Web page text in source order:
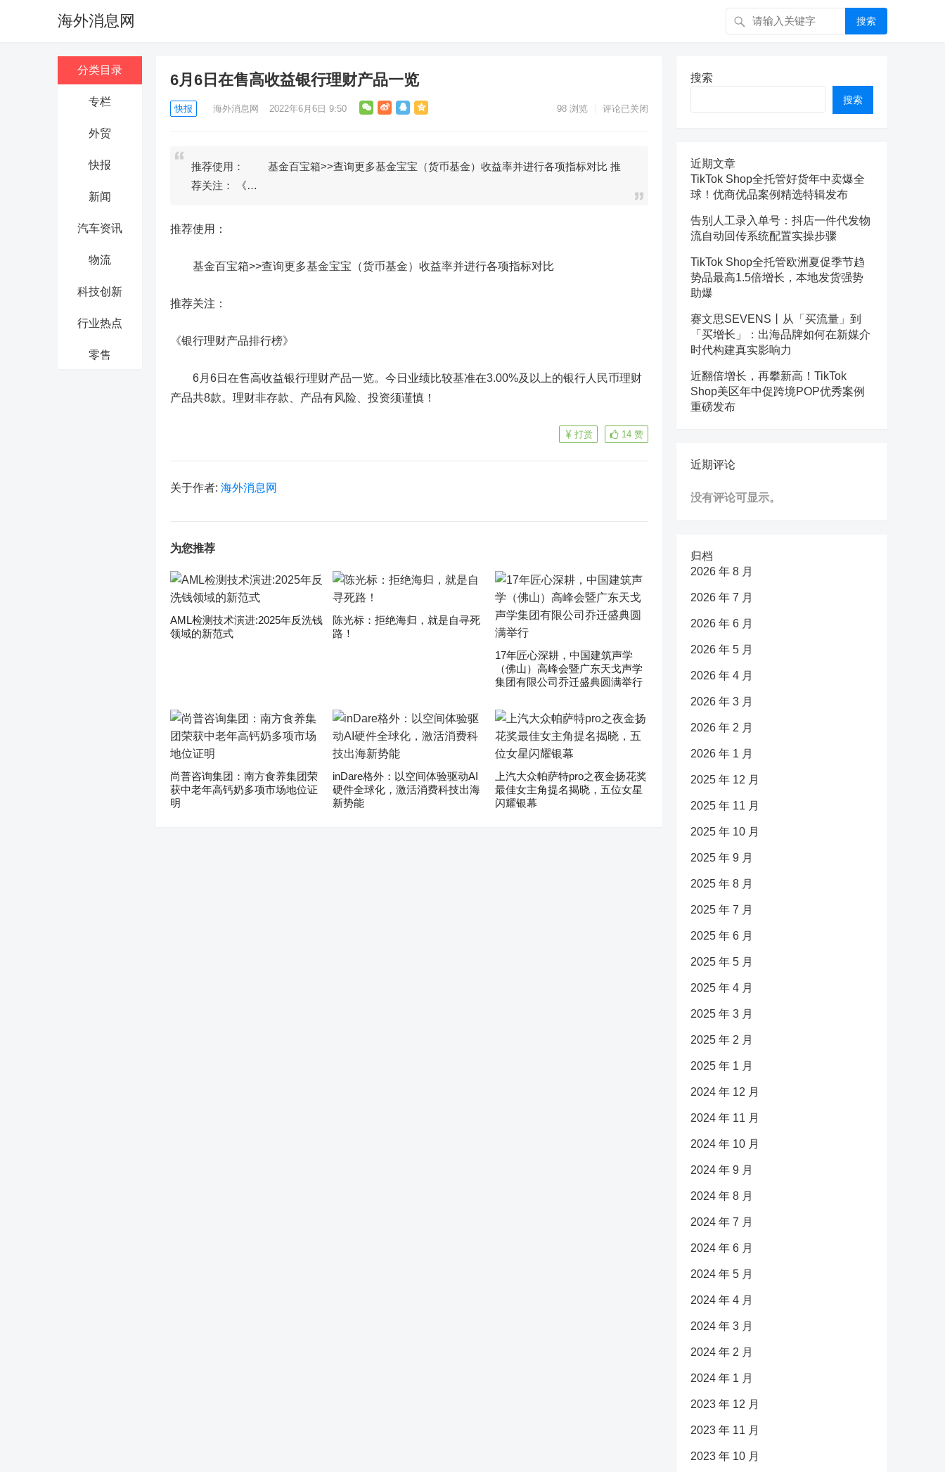
海外消息网 搜索
分类目录
专栏
外贸
快报
新闻
汽车资讯
物流
科技创新
行业热点
零售
6月6日在售高收益银行理财产品一览
快报 海外消息网 2022年6月6日 9:50 98 浏览 评论已关闭
推荐使用： 基金百宝箱>>查询更多基金宝宝（货币基金）收益率并进行各项指标对比 推
荐关注： 《…
推荐使用：
基金百宝箱>>查询更多基金宝宝（货币基金）收益率并进行各项指标对比
推荐关注：
《银行理财产品排行榜》
6月6日在售高收益银行理财产品一览。今日业绩比较基准在3.00%及以上的银行人民币理财
产品共8款。理财非存款、产品有风险、投资须谨慎！
14 赞
打赏
关于作者: 海外消息网
为您推荐
AML检测技术演进:2025年反洗钱
领域的新范式
陈光标：拒绝海归，就是自寻死
路！
17年匠心深耕，中国建筑声学
（佛山）高峰会暨广东天戈声学
集团有限公司乔迁盛典圆满举行
尚普咨询集团：南方食养集团荣
获中老年高钙奶多项市场地位证
明
inDare格外：以空间体验驱动AI
硬件全球化，激活消费科技出海
新势能
上汽大众帕萨特pro之夜金扬花奖
最佳女主角提名揭晓，五位女星
闪耀银幕
搜索
搜索
近期文章
TikTok Shop全托管好货年中卖爆全
球！优商优品案例精选特辑发布
告别人工录入单号：抖店一件代发物
流自动回传系统配置实操步骤
TikTok Shop全托管欧洲夏促季节趋
势品最高1.5倍增长，本地发货强势
助爆
赛文思SEVENS丨从「买流量」到
「买增长」：出海品牌如何在新媒介
时代构建真实影响力
近翻倍增长，再攀新高！TikTok
Shop美区年中促跨境POP优秀案例
重磅发布
近期评论
没有评论可显示。
归档
2026 年 8 月
2026 年 7 月
2026 年 6 月
2026 年 5 月
2026 年 4 月
2026 年 3 月
2026 年 2 月
2026 年 1 月
2025 年 12 月
2025 年 11 月
2025 年 10 月
2025 年 9 月
2025 年 8 月
2025 年 7 月
2025 年 6 月
2025 年 5 月
2025 年 4 月
2025 年 3 月
2025 年 2 月
2025 年 1 月
2024 年 12 月
2024 年 11 月
2024 年 10 月
2024 年 9 月
2024 年 8 月
2024 年 7 月
2024 年 6 月
2024 年 5 月
2024 年 4 月
2024 年 3 月
2024 年 2 月
2024 年 1 月
2023 年 12 月
2023 年 11 月
2023 年 10 月